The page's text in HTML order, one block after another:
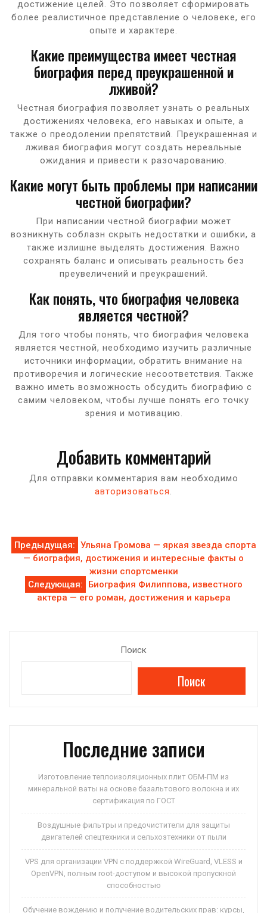
достижение целей. Это позволяет сформировать
более реалистичное представление о человеке, его
опыте и характере.
Какие преимущества имеет честная
биография перед преукрашенной и
лживой?
Честная биография позволяет узнать о реальных
достижениях человека, его навыках и опыте, а
также о преодолении препятствий. Преукрашенная и
лживая биография могут создать нереальные
ожидания и привести к разочарованию.
Какие могут быть проблемы при написании
честной биографии?
При написании честной биографии может
возникнуть соблазн скрыть недостатки и ошибки, а
также излишне выделять достижения. Важно
сохранять баланс и описывать реальность без
преувеличений и преукрашений.
Как понять, что биография человека
является честной?
Для того чтобы понять, что биография человека
является честной, необходимо изучить различные
источники информации, обратить внимание на
противоречия и логические несоответствия. Также
важно иметь возможность обсудить биографию с
самим человеком, чтобы лучше понять его точку
зрения и мотивацию.
Добавить комментарий
Для отправки комментария вам необходимо
авторизоваться
Навигация
по
записям
Предыдущая: Ульяна Громова — яркая звезда спорта
— биография, достижения и интересные факты о
жизни спортсменки
Следующая:
Биография Филиппова, известного
актера — его роман, достижения и карьера
Поиск
Поиск
Последние записи
Изготовление теплоизоляционных плит ОБМ-ПМ из
минеральной ваты на основе базальтового волокна и их
сертификация по ГОСТ
Воздушные фильтры и предочистители для защиты
двигателей спецтехники и сельхозтехники от пыли
VPS для организации VPN с поддержкой WireGuard, VLESS и
OpenVPN, полным root-доступом и высокой пропускной
способностью
Обучение вождению и получение водительских прав: курсы,